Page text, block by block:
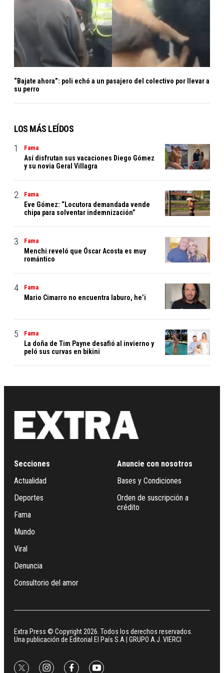
“Bajate ahora”: poli echó a un pasajero del colectivo por llevar a
su perro
LOS MÁS LEÍDOS
Fama
Así disfrutan sus vacaciones Diego Gómez
y su novia Geral Villagra
Fama
Eve Gómez: “Locutora demandada vende
chipa para solventar indemnización”
Fama
Menchi reveló que Óscar Acosta es muy
romántico
Fama
Mario Cimarro no encuentra laburo, he’i
Fama
La doña de Tim Payne desafió al invierno y
peló sus curvas en bikini
Secciones
Actualidad
Deportes
Fama
Mundo
Viral
Denuncia
Consultorio del amor
Anuncie con nosotros
Bases y Condiciones
Orden de suscripción a
crédito
Extra Press © Copyright 2026. Todos los derechos reservados.
Una publicación de Editorial El País S.A | GRUPO A.J. VIERCI